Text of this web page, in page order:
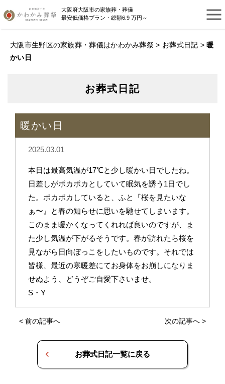
大阪府大阪市の家族葬・葬儀
最安低価格プラン・総額6.9 万円～
大阪市生野区の家族葬・葬儀はかわかみ葬祭 > お葬式日記 > 暖
かい日
お葬式日記
暖かい日
2025.03.01
本日は最高気温が17℃と少し暖かい日でしたね。
日差しがポカポカとしていて眠気を誘う1日でし
た。ポカポカしていると、ふと『桜を見たいな
ぁ〜』と春の知らせに思いを馳せてしまいます。
このまま暖かくなってくれれば良いのですが、ま
た少し気温が下がるそうです。春が訪れたら桜を
見ながら日向ぼっこをしたいものです。それでは
皆様、最近の寒暖差にてお身体をお崩しになりま
せぬよう、どうぞご自愛下さいませ。
S・Y
< 前の記事へ 次の記事へ >
お葬式日記一覧に戻る